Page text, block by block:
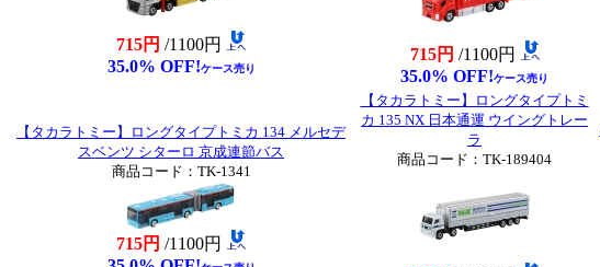
715円 /1100円
35.0% OFF!ケース売り
715円 /1100円
35.0% OFF!ケース売り
【タカラトミー】ロングタイプトミカ 134 メルセデ
スベンツ シターロ 京成連節バス
商品コード：TK-1341
715円 /1100円
【タカラトミー】ロングタイプトミ
カ 135 NX 日本通運 ウイングトレー
ラ
商品コード：TK-189404